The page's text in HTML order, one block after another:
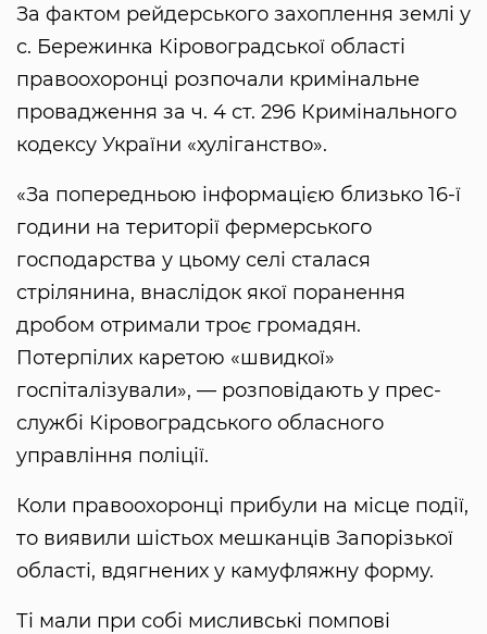
За фактом рейдерського захоплення землі у
с. Бережинка Кіровоградської області
правоохоронці розпочали кримінальне
провадження за ч. 4 ст. 296 Кримінального
кодексу України «хуліганство».
«За попередньою інформацією близько 16-ї
години на території фермерського
господарства у цьому селі сталася
стрілянина, внаслідок якої поранення
дробом отримали троє громадян.
Потерпілих каретою «швидкої»
госпіталізували», — розповідають у прес-
службі Кіровоградського обласного
управління поліції.
Коли правоохоронці прибули на місце події,
то виявили шістьох мешканців Запорізької
області, вдягнених у камуфляжну форму.
Ті мали при собі мисливські помпові